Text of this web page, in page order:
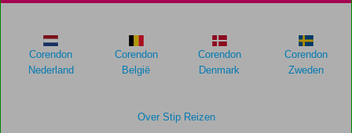
Totale
score
Over Stip Reizen
Corendon
Nederland
Corendon
België
Corendon
Denmark
Corendon
Zweden